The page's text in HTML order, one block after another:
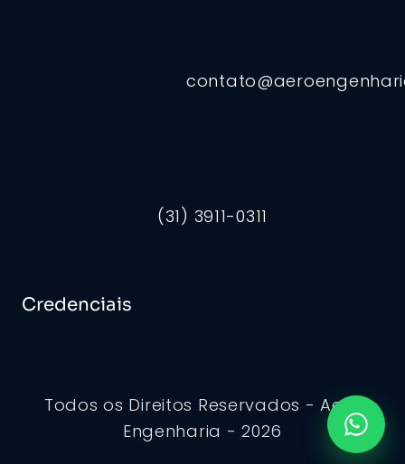
(31) 3911-0311
Credenciais
Todos os Direitos Reservados - Aero
Engenharia - 2026